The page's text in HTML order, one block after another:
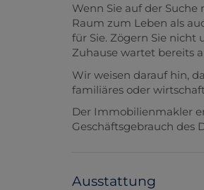
Wenn Sie auf der
Raum zum Leben als
für Sie. Zögern Sie
Zuhause wartet bereits
Wir weisen darauf hin,
familiäres oder
Der Immobilienmakler
Geschäftsgebrauch des
Ausstattung